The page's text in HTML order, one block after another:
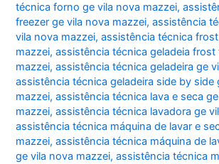
técnica forno ge vila nova mazzei,
freezer ge vila nova mazzei,assistência
vila nova mazzei,assistência técnica
mazzei,assistência técnica geladeia frost
mazzei,assistência técnica geladeira ge
assistência técnica geladeira side by side
mazzei,assistência técnica lava e seca
mazzei,assistência técnica lavadora ge
assistência técnica máquina de lavar e
mazzei,assistência técnica máquina de
ge vila nova mazzei,assistência técnica